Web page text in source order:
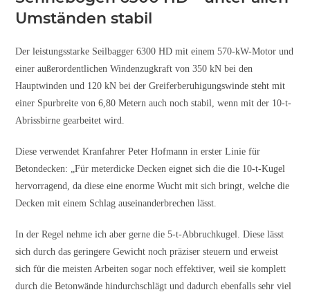
Umständen stabil
Der leistungsstarke Seilbagger 6300 HD mit einem 570-kW-Motor und
einer außerordentlichen Windenzugkraft von 350 kN bei den
Hauptwinden und 120 kN bei der Greiferberuhigungswinde steht mit
einer Spurbreite von 6,80 Metern auch noch stabil, wenn mit der 10-t-
Abrissbirne gearbeitet wird.
Diese verwendet Kranfahrer Peter Hofmann in erster Linie für
Betondecken: „Für meterdicke Decken eignet sich die die 10-t-Kugel
hervorragend, da diese eine enorme Wucht mit sich bringt, welche die
Decken mit einem Schlag auseinanderbrechen lässt.
In der Regel nehme ich aber gerne die 5-t-Abbruchkugel. Diese lässt
sich durch das geringere Gewicht noch präziser steuern und erweist
sich für die meisten Arbeiten sogar noch effektiver, weil sie komplett
durch die Betonwände hindurchschlägt und dadurch ebenfalls sehr viel